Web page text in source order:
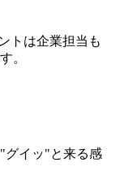
トは企業担当も
。
"グイッ"と来る感